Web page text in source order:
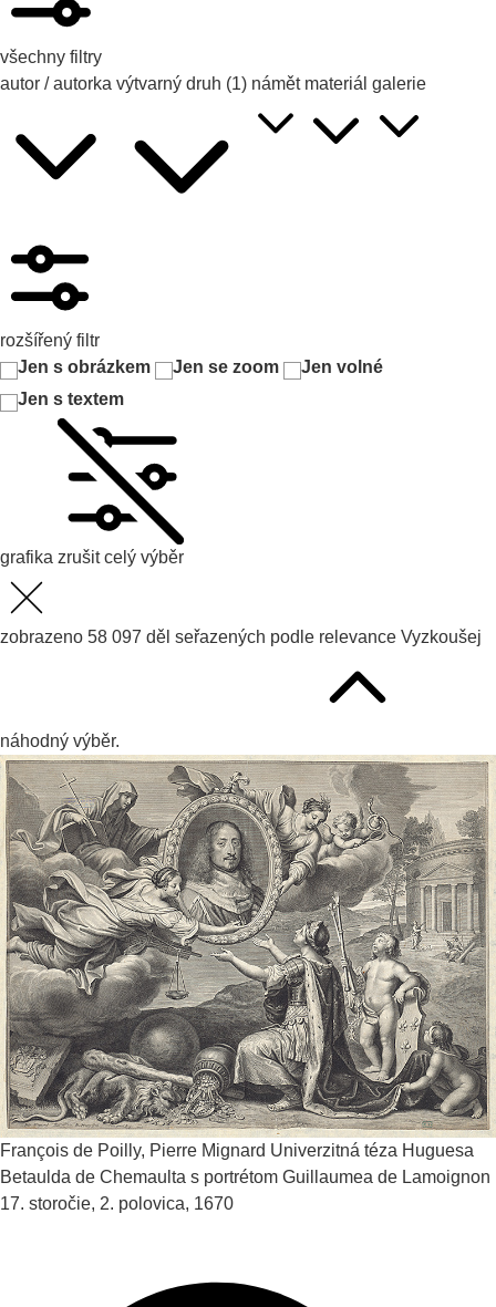
všechny filtry
autor / autorka výtvarný druh (1) námět materiál galerie
rozšířený filtr
Jen s obrázkem
Jen se zoom
Jen volné
Jen s textem
grafika zrušit celý výběr
zobrazeno 58 097 děl seřazených podle relevance Vyzkoušej
náhodný výběr.
François de Poilly, Pierre Mignard Univerzitná téza Huguesa
Betaulda de Chemaulta s portrétom Guillaumea de Lamoignon
17. storočie, 2. polovica, 1670